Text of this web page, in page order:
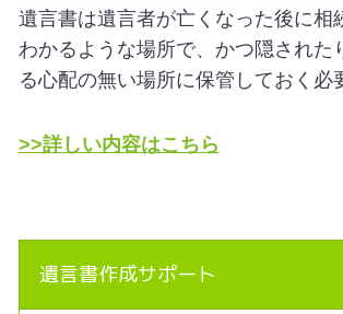
遺言書は遺言者が亡くなった後に相
わかるような場所で、かつ隠された
る心配の無い場所に保管しておく必
>>詳しい内容はこちら
遺言書作成サポート